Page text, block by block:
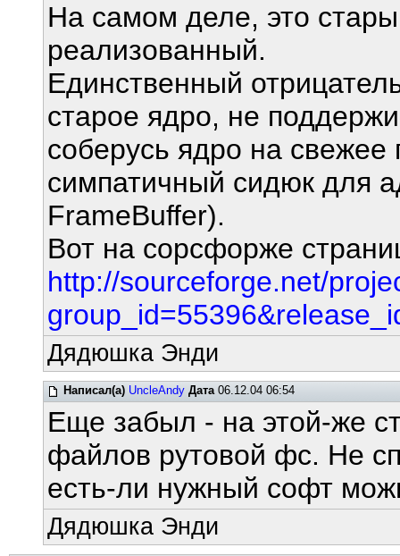
На самом деле, это
реализованный.
Единственный
старое ядро, не
соберусь ядро на
симпатичный сидюк для
FrameBuffer).
Вот на сорсфорже
http://sourceforge.net/
Дядюшка Энди
Написал(а) UncleAndy Дата06.12.04 06:54
Еще забыл - на этой-же
файлов рутовой фс. Не
есть-ли нужный софт
Дядюшка Энди